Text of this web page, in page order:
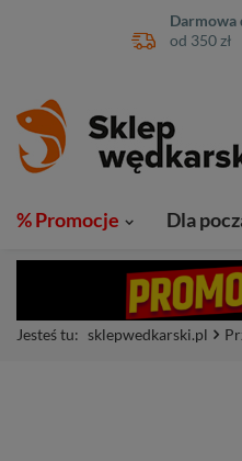
Darmowa
od 350 zł
% Promocje Dla
Jesteś tu: sklepwedkarski.pl